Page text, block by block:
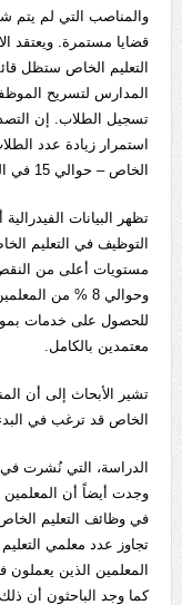
والمناصب التي لم يتم
قضايا مستمرة. ويعتقد
التعليم الخاص ستظل
المدارس لتسريح
تسجيل الطلاب. إن
استمرار زيادة عدد
الخاص – حوالي 15 في المئة من طلاب المدارس العامة.
مستويات أعلى من
وحوالي 8 % من
للحصول على خدمات
معتمدين بالكامل.
تشير الأبحاث إلى أن
الخاص قد ترغب في البدء
وجدت أيضاً أن المعلمين
في وظائف التعليم
تجاوز عدد معلمي
كما وجد الباحثون أن